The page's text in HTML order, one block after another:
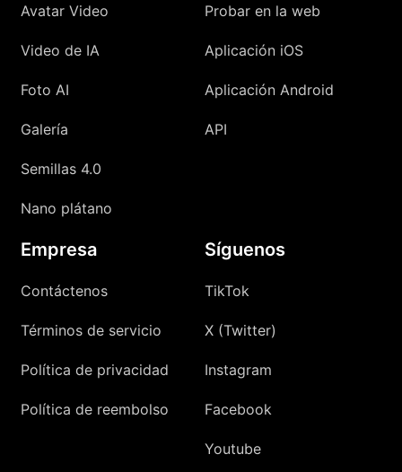
Avatar Video
Video de IA
Foto AI
Galería
Semillas 4.0
Nano plátano
Probar en la web
Aplicación iOS
Aplicación Android
API
Empresa
Contáctenos
Términos de servicio
Política de privacidad
Política de reembolso
Síguenos
TikTok
X (Twitter)
Instagram
Facebook
Youtube